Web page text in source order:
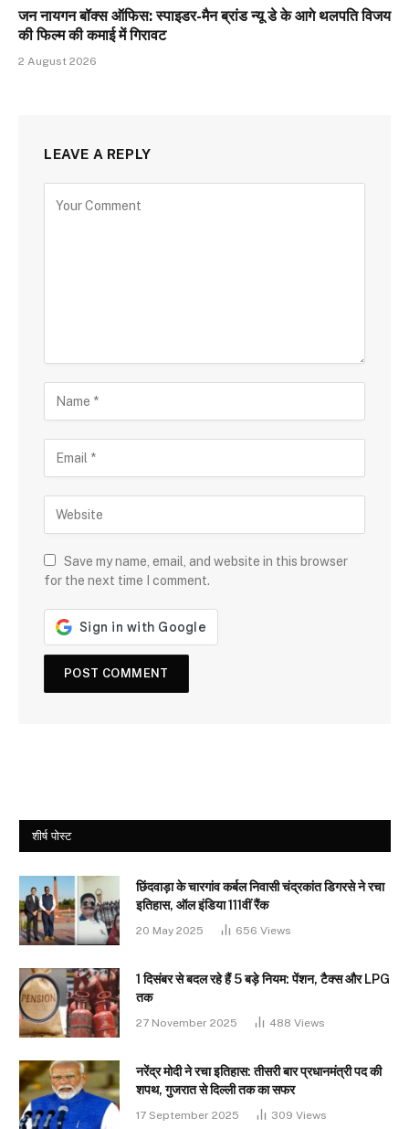
जन नायगन बॉक्स ऑफिस: स्पाइडर-मैन ब्रांड न्यू डे के आगे थलपति विजय
की फिल्म की कमाई में गिरावट
2 August 2026
LEAVE A REPLY
Save my name, email, and website in this browser
for the next time I comment.
शीर्ष पोस्ट
छिंदवाड़ा के चारगांव कर्बल निवासी चंद्रकांत डिगरसे ने रचा
इतिहास, ऑल इंडिया 111वीं रैंक
20 May 2025 656 Views
1 दिसंबर से बदल रहे हैं 5 बड़े नियम: पेंशन, टैक्स और LPG
तक
27 November 2025 488 Views
नरेंद्र मोदी ने रचा इतिहास: तीसरी बार प्रधानमंत्री पद की
शपथ, गुजरात से दिल्ली तक का सफर
17 September 2025 309 Views